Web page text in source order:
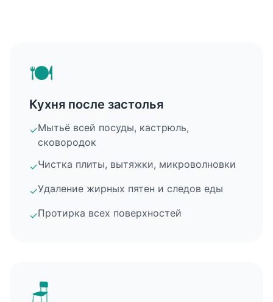
🍽️
Кухня после застолья
✓Мытьё всей посуды, кастрюль,
сковородок
✓Чистка плиты, вытяжки, микроволновки
✓Удаление жирных пятен и следов еды
✓Протирка всех поверхностей
🪑